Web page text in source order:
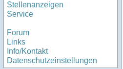
Stellenanzeigen
Service
Forum
Links
Info/Kontakt
Datenschutzeinstellungen